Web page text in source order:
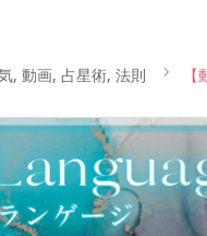
, 動画, 占星術, 法則